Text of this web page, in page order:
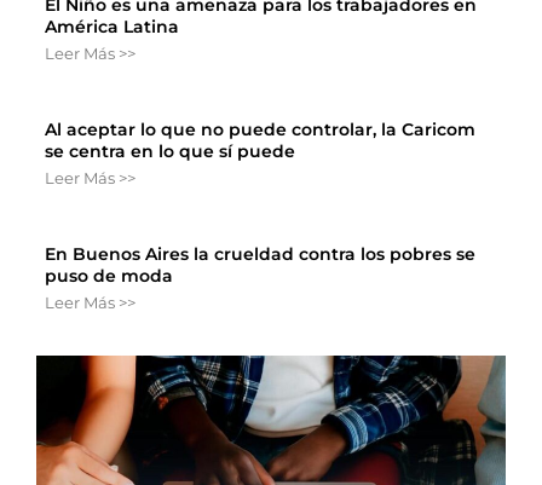
América Latina
Leer Más >>
Al aceptar lo que no puede controlar, la Caricom
se centra en lo que sí puede
Leer Más >>
En Buenos Aires la crueldad contra los pobres se
puso de moda
Leer Más >>